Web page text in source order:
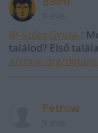
@-Szűcs Gyula-:
találod? Első
archive.org/
Petrow